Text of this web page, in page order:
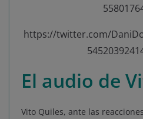
https://twitter.com/
El audio de
Vito Quiles, ante las